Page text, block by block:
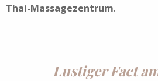
Thai-Massagezentrum.
Lustiger Fact